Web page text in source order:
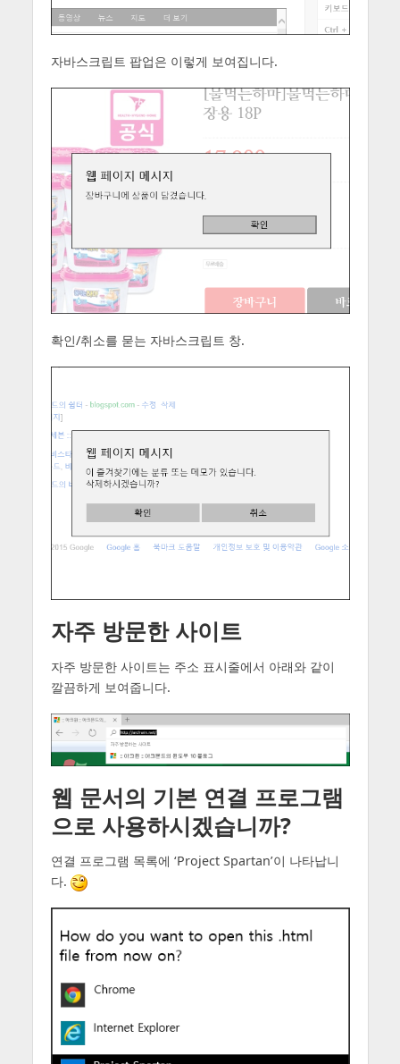
자바스크립트 팝업은 이렇게 보여집니다.
확인/취소를 묻는 자바스크립트 창.
자주 방문한 사이트
자주 방문한 사이트는 주소 표시줄에서 아래와 같이
깔끔하게 보여줍니다.
웹 문서의 기본 연결 프로그램
으로 사용하시겠습니까?
연결 프로그램 목록에 ‘Project Spartan’이 나타납니
다.